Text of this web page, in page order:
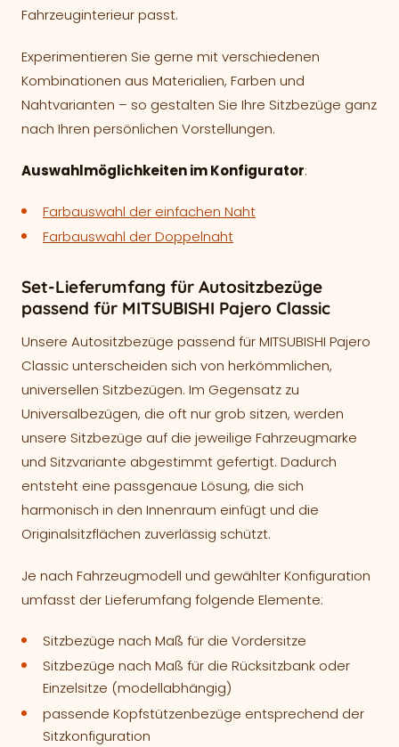
Fahrzeuginterieur passt.
Experimentieren Sie gerne mit verschiedenen
Kombinationen aus Materialien, Farben und
Nahtvarianten – so gestalten Sie Ihre Sitzbezüge ganz
nach Ihren persönlichen Vorstellungen.
Auswahlmöglichkeiten im Konfigurator:
Farbauswahl der einfachen Naht
Farbauswahl der Doppelnaht
Set-Lieferumfang für Autositzbezüge
passend für MITSUBISHI Pajero Classic
Unsere Autositzbezüge passend für MITSUBISHI Pajero
Classic unterscheiden sich von herkömmlichen,
universellen Sitzbezügen. Im Gegensatz zu
Universalbezügen, die oft nur grob sitzen, werden
unsere Sitzbezüge auf die jeweilige Fahrzeugmarke
und Sitzvariante abgestimmt gefertigt. Dadurch
entsteht eine passgenaue Lösung, die sich
harmonisch in den Innenraum einfügt und die
Originalsitzflächen zuverlässig schützt.
Je nach Fahrzeugmodell und gewählter Konfiguration
umfasst der Lieferumfang folgende Elemente:
Sitzbezüge nach Maß für die Vordersitze
Sitzbezüge nach Maß für die Rücksitzbank oder
Einzelsitze (modellabhängig)
passende Kopfstützenbezüge entsprechend der
Sitzkonfiguration